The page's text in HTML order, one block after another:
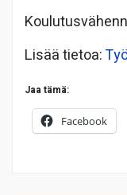
Lisää tietoa:
Jaa tämä:
Facebook